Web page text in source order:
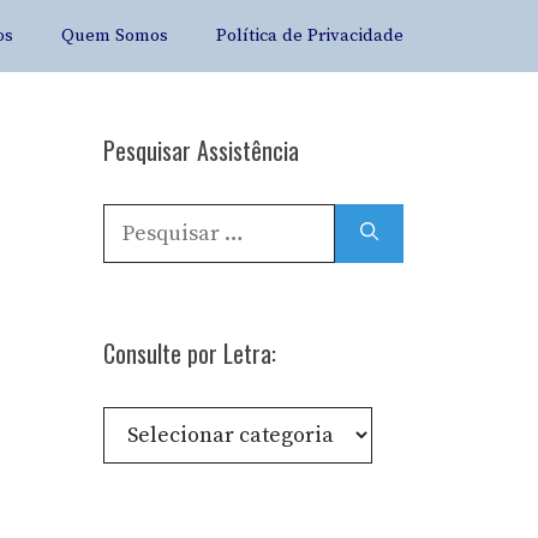
Quem Somos Política de Privacidade
Pesquisar Assistência
Pesquisar
por:
Consulte por Letra:
Consulte